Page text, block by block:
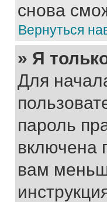
снова
Вернуться
» Я
Для
пароль
включена
вам